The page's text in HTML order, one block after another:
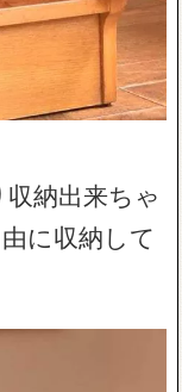
納出来ちゃ
に収納して